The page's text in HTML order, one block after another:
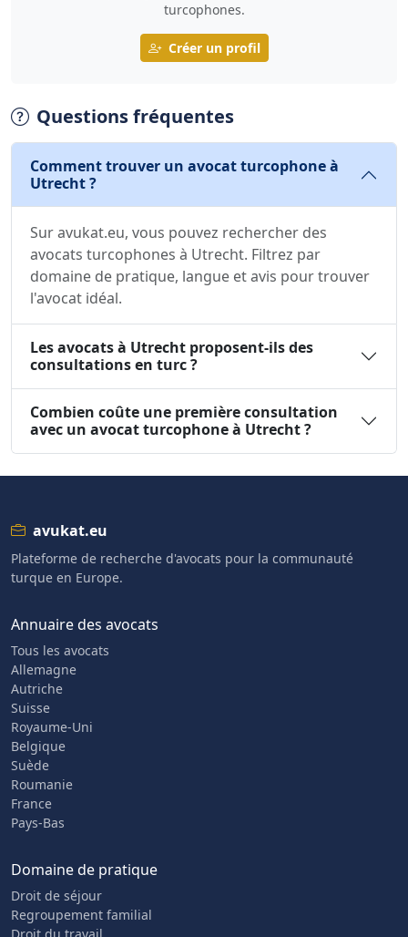
turcophones.
Créer un profil
Questions fréquentes
Comment trouver un avocat turcophone à
Utrecht ?
Sur avukat.eu, vous pouvez rechercher des
avocats turcophones à Utrecht. Filtrez par
domaine de pratique, langue et avis pour trouver
l'avocat idéal.
Les avocats à Utrecht proposent-ils des
consultations en turc ?
Combien coûte une première consultation
avec un avocat turcophone à Utrecht ?
avukat.eu
Plateforme de recherche d'avocats pour la communauté
turque en Europe.
Annuaire des avocats
Tous les avocats
Allemagne
Autriche
Suisse
Royaume-Uni
Belgique
Suède
Roumanie
France
Pays-Bas
Domaine de pratique
Droit de séjour
Regroupement familial